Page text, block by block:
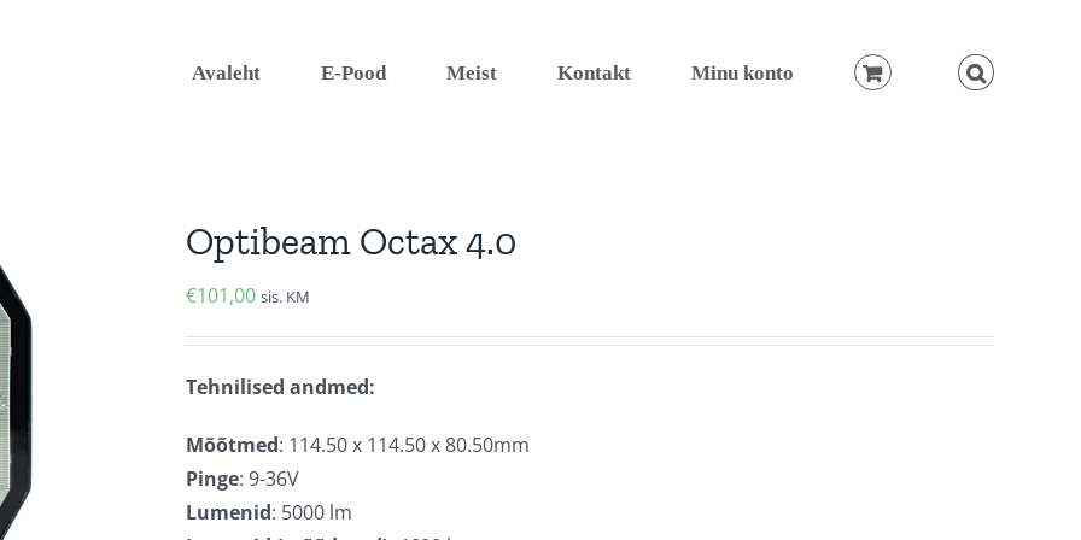
Avaleht E-Pood Meist Kontakt Minu konto
Optibeam Octax 4.0
€101,00 sis. KM
Tehnilised andmed:
Mõõtmed: 114.50 x 114.50 x 80.50mm
Pinge: 9-36V
Lumenid: 5000 lm